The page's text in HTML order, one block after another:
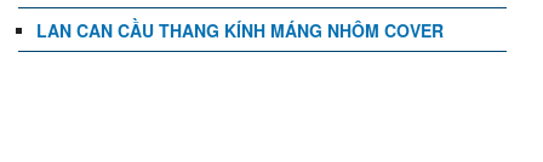
LAN CAN CẦU THANG KÍNH MÁNG NHÔM COVER